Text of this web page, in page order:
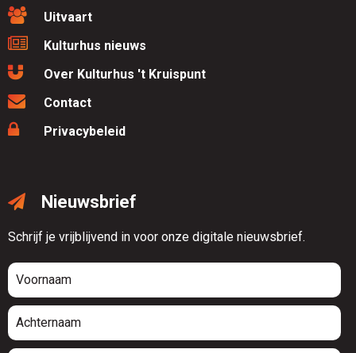
Uitvaart
Kulturhus nieuws
Over Kulturhus 't Kruispunt
Contact
Privacybeleid
Nieuwsbrief
Schrijf je vrijblijvend in voor onze digitale nieuwsbrief.